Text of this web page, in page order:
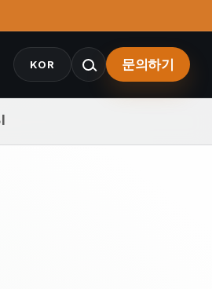
KOR 문의하기